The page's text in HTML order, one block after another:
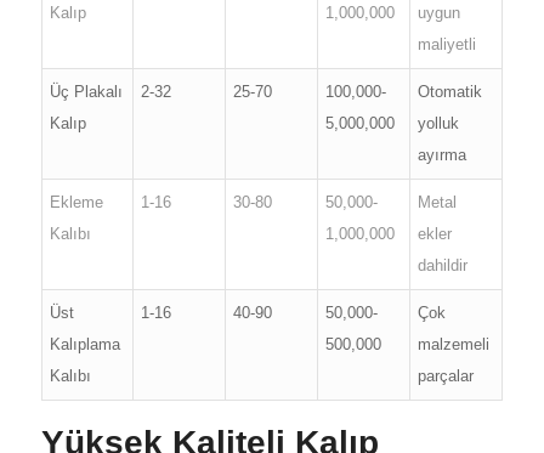
Kalıp
1,000,000
uygun
maliyetli
Üç Plakalı
Kalıp
2-32 25-70
100,000-
5,000,000
Otomatik
yolluk
ayırma
Ekleme
Kalıbı
1-16 30-80
50,000-
1,000,000
Metal
ekler
dahildir
Üst
Kalıplama
Kalıbı
1-16 40-90
50,000-
500,000
Çok
malzemeli
parçalar
Yüksek Kaliteli Kalıp